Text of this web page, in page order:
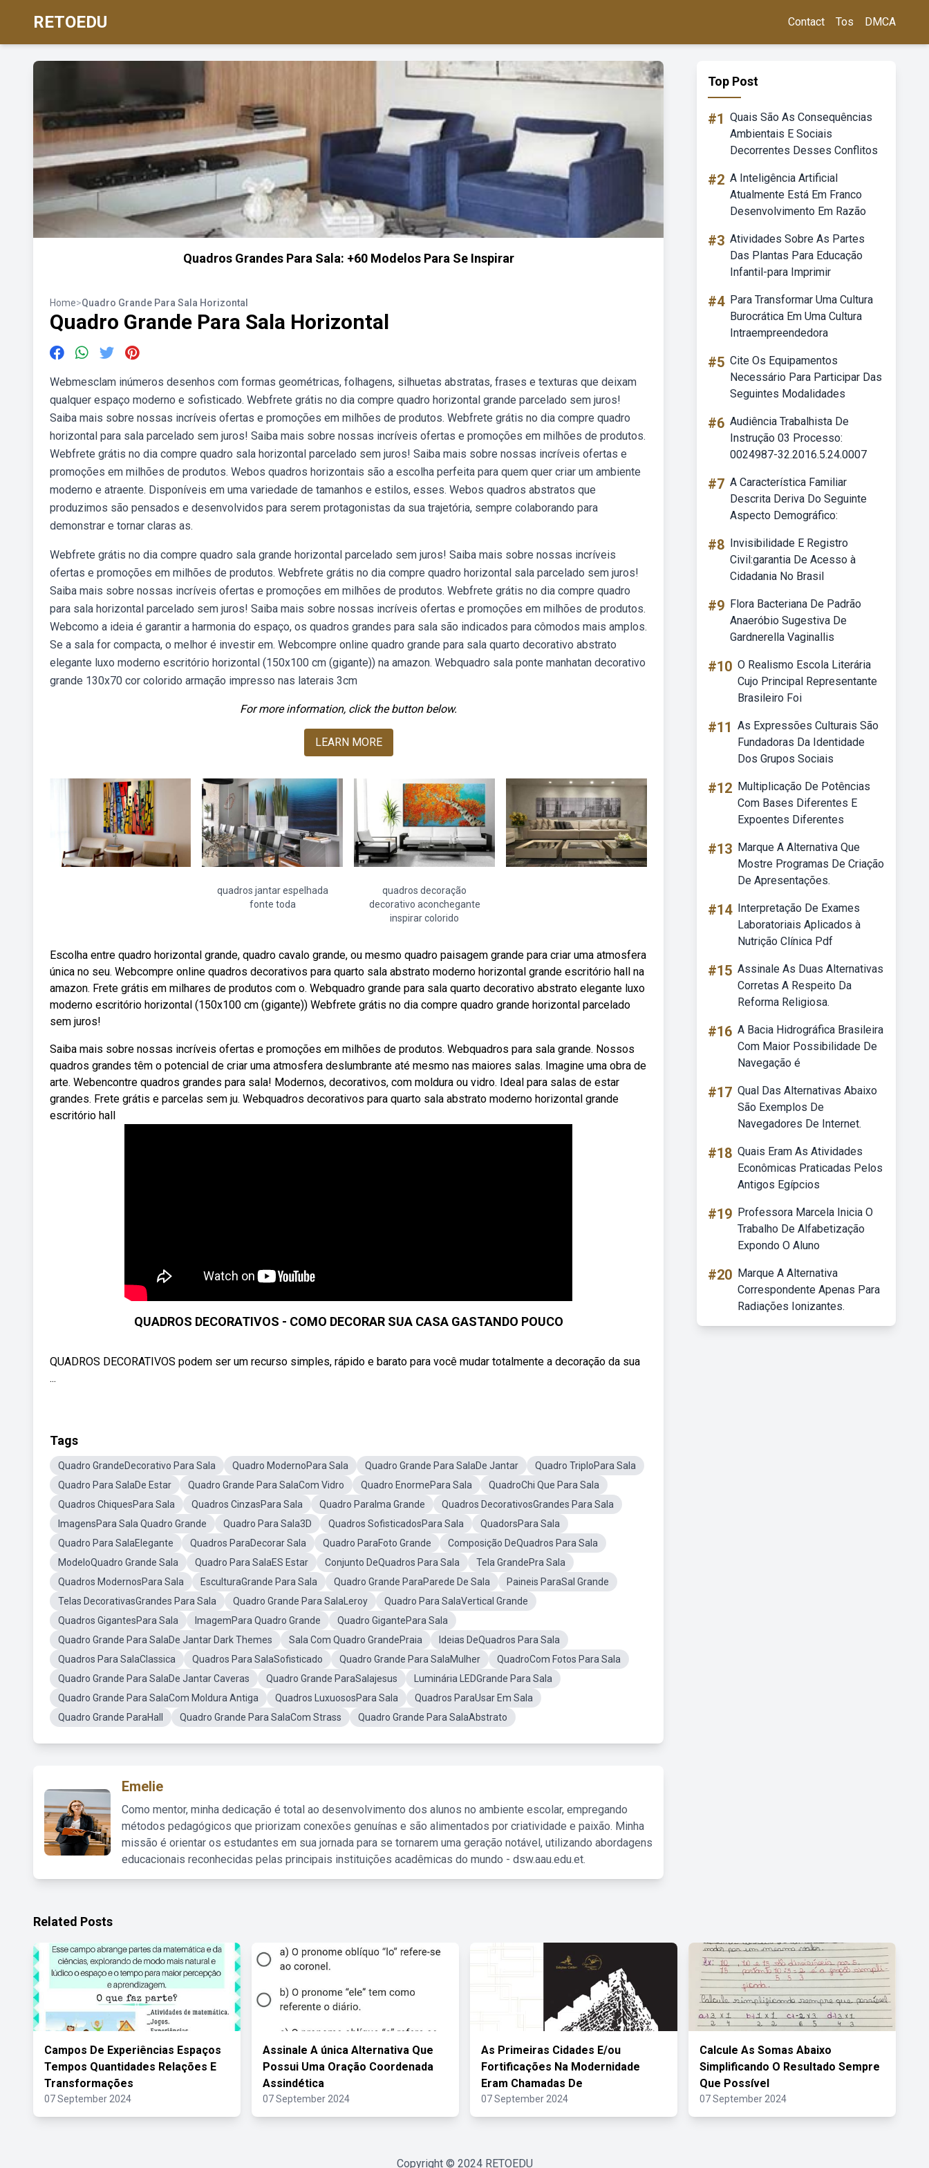
RETOEDU Contact Tos DMCA
Quadros Grandes Para Sala: +60 Modelos Para Se Inspirar
Home>Quadro Grande Para Sala Horizontal
Quadro Grande Para Sala Horizontal
Webmesclam inúmeros desenhos com formas geométricas, folhagens, silhuetas abstratas, frases e texturas que deixam
qualquer espaço moderno e sofisticado. Webfrete grátis no dia compre quadro horizontal grande parcelado sem juros!
Saiba mais sobre nossas incríveis ofertas e promoções em milhões de produtos. Webfrete grátis no dia compre quadro
horizontal para sala parcelado sem juros! Saiba mais sobre nossas incríveis ofertas e promoções em milhões de produtos.
Webfrete grátis no dia compre quadro sala horizontal parcelado sem juros! Saiba mais sobre nossas incríveis ofertas e
promoções em milhões de produtos. Webos quadros horizontais são a escolha perfeita para quem quer criar um ambiente
moderno e atraente. Disponíveis em uma variedade de tamanhos e estilos, esses. Webos quadros abstratos que
produzimos são pensados e desenvolvidos para serem protagonistas da sua trajetória, sempre colaborando para
demonstrar e tornar claras as.
Webfrete grátis no dia compre quadro sala grande horizontal parcelado sem juros! Saiba mais sobre nossas incríveis
ofertas e promoções em milhões de produtos. Webfrete grátis no dia compre quadro horizontal sala parcelado sem juros!
Saiba mais sobre nossas incríveis ofertas e promoções em milhões de produtos. Webfrete grátis no dia compre quadro
para sala horizontal parcelado sem juros! Saiba mais sobre nossas incríveis ofertas e promoções em milhões de produtos.
Webcomo a ideia é garantir a harmonia do espaço, os quadros grandes para sala são indicados para cômodos mais amplos.
Se a sala for compacta, o melhor é investir em. Webcompre online quadro grande para sala quarto decorativo abstrato
elegante luxo moderno escritório horizontal (150x100 cm (gigante)) na amazon. Webquadro sala ponte manhatan decorativo
grande 130x70 cor colorido armação impresso nas laterais 3cm
For more information, click the button below.
LEARN MORE
quadros jantar espelhada
fonte toda
quadros decoração
decorativo aconchegante
inspirar colorido
Escolha entre quadro horizontal grande, quadro cavalo grande, ou mesmo quadro paisagem grande para criar uma atmosfera
única no seu. Webcompre online quadros decorativos para quarto sala abstrato moderno horizontal grande escritório hall na
amazon. Frete grátis em milhares de produtos com o. Webquadro grande para sala quarto decorativo abstrato elegante luxo
moderno escritório horizontal (150x100 cm (gigante)) Webfrete grátis no dia compre quadro grande horizontal parcelado
sem juros!
Saiba mais sobre nossas incríveis ofertas e promoções em milhões de produtos. Webquadros para sala grande. Nossos
quadros grandes têm o potencial de criar uma atmosfera deslumbrante até mesmo nas maiores salas. Imagine uma obra de
arte. Webencontre quadros grandes para sala! Modernos, decorativos, com moldura ou vidro. Ideal para salas de estar
grandes. Frete grátis e parcelas sem ju. Webquadros decorativos para quarto sala abstrato moderno horizontal grande
escritório hall
QUADROS DECORATIVOS - COMO DECORAR SUA CASA GASTANDO POUCO
QUADROS DECORATIVOS podem ser um recurso simples, rápido e barato para você mudar totalmente a decoração da sua
...
Tags
Quadro GrandeDecorativo Para Sala Quadro ModernoPara Sala Quadro Grande Para SalaDe Jantar
Quadro TriploPara Sala
Quadro Para SalaDe Estar
Quadro Grande Para SalaCom Vidro Quadro EnormePara Sala
QuadroChi Que Para Sala
Quadros ChiquesPara Sala
Quadros CinzasPara Sala Quadro ParaIma Grande
Quadros DecorativosGrandes Para Sala
ImagensPara Sala Quadro Grande
Quadro Para Sala3D Quadros SofisticadosPara Sala
QuadorsPara Sala
Quadro Para SalaElegante
Quadros ParaDecorar Sala Quadro ParaFoto Grande
Composição DeQuadros Para Sala
ModeloQuadro Grande Sala
Quadro Para SalaES Estar Conjunto DeQuadros Para Sala
Tela GrandePra Sala
Quadros ModernosPara Sala
EsculturaGrande Para Sala Quadro Grande ParaParede De Sala
Paineis ParaSal Grande
Telas DecorativasGrandes Para Sala
Quadro Grande Para SalaLeroy
Quadro Para SalaVertical Grande
Quadros GigantesPara Sala
ImagemPara Quadro Grande
Quadro GigantePara Sala
Quadro Grande Para SalaDe Jantar Dark Themes
Sala Com Quadro GrandePraia
Ideias DeQuadros Para Sala
Quadros Para SalaClassica
Quadros Para SalaSofisticado Quadro Grande Para SalaMulher
QuadroCom Fotos Para Sala
Quadro Grande Para SalaDe Jantar Caveras
Quadro Grande ParaSalajesus
Luminária LEDGrande Para Sala
Quadro Grande Para SalaCom Moldura Antiga
Quadros LuxuososPara Sala
Quadros ParaUsar Em Sala
Quadro Grande ParaHall
Quadro Grande Para SalaCom Strass Quadro Grande Para SalaAbstrato
Emelie
Como mentor, minha dedicação é total ao desenvolvimento dos alunos no ambiente escolar, empregando
métodos pedagógicos que priorizam conexões genuínas e são alimentados por criatividade e paixão. Minha
missão é orientar os estudantes em sua jornada para se tornarem uma geração notável, utilizando abordagens
educacionais reconhecidas pelas principais instituições acadêmicas do mundo - dsw.aau.edu.et.
Top Post
#1 Quais São As Consequências
Ambientais E Sociais
Decorrentes Desses Conflitos
#2 A Inteligência Artificial
Atualmente Está Em Franco
Desenvolvimento Em Razão
#3 Atividades Sobre As Partes
Das Plantas Para Educação
Infantil-para Imprimir
#4 Para Transformar Uma Cultura
Burocrática Em Uma Cultura
Intraempreendedora
#5 Cite Os Equipamentos
Necessário Para Participar Das
Seguintes Modalidades
#6 Audiência Trabalhista De
Instrução 03 Processo:
0024987-32.2016.5.24.0007
#7 A Característica Familiar
Descrita Deriva Do Seguinte
Aspecto Demográfico:
#8 Invisibilidade E Registro
Civil:garantia De Acesso à
Cidadania No Brasil
#9 Flora Bacteriana De Padrão
Anaeróbio Sugestiva De
Gardnerella Vaginallis
#10 O Realismo Escola Literária
Cujo Principal Representante
Brasileiro Foi
#11 As Expressões Culturais São
Fundadoras Da Identidade
Dos Grupos Sociais
#12 Multiplicação De Potências
Com Bases Diferentes E
Expoentes Diferentes
#13 Marque A Alternativa Que
Mostre Programas De Criação
De Apresentações.
#14 Interpretação De Exames
Laboratoriais Aplicados à
Nutrição Clínica Pdf
#15 Assinale As Duas Alternativas
Corretas A Respeito Da
Reforma Religiosa.
#16 A Bacia Hidrográfica Brasileira
Com Maior Possibilidade De
Navegação é
#17 Qual Das Alternativas Abaixo
São Exemplos De
Navegadores De Internet.
#18 Quais Eram As Atividades
Econômicas Praticadas Pelos
Antigos Egípcios
#19 Professora Marcela Inicia O
Trabalho De Alfabetização
Expondo O Aluno
#20 Marque A Alternativa
Correspondente Apenas Para
Radiações Ionizantes.
Related Posts
Campos De Experiências Espaços
Tempos Quantidades Relações E
Transformações
07 September 2024
Assinale A única Alternativa Que
Possui Uma Oração Coordenada
Assindética
07 September 2024
As Primeiras Cidades E/ou
Fortificações Na Modernidade
Eram Chamadas De
07 September 2024
Calcule As Somas Abaixo
Simplificando O Resultado Sempre
Que Possível
07 September 2024
Copyright © 2024 RETOEDU